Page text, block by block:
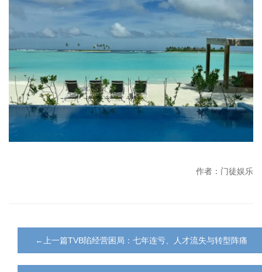
作者：门徒娱乐
←上一篇TVB陷经营困局：七年连亏、人才流失与转型阵痛